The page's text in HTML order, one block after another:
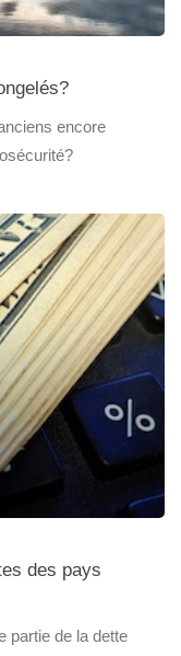
encore
des pays
partie de la dette